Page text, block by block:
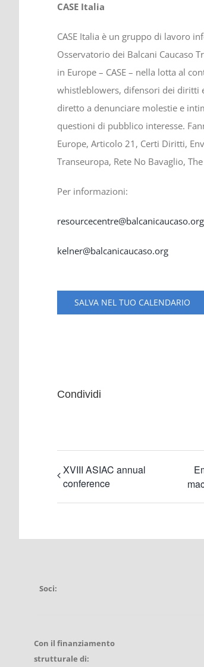
CASE Italia
CASE Italia è un gruppo di lavoro
Osservatorio dei Balcani Caucaso
in Europe – CASE – nella lotta al
whistleblowers, difensori dei diritti
diretto a denunciare molestie e
questioni di pubblico interesse.
Europe, Articolo 21, Certi Diritti,
Transeuropa, Rete No Bavaglio,
Per informazioni:
resourcecentre@balcanicaucaso.org
kelner@balcanicaucaso.org
SALVA NEL TUO CALENDARIO
Condividi
XVIII ASIAC annual
conference
Soci:
Con il finanziamento
strutturale di: